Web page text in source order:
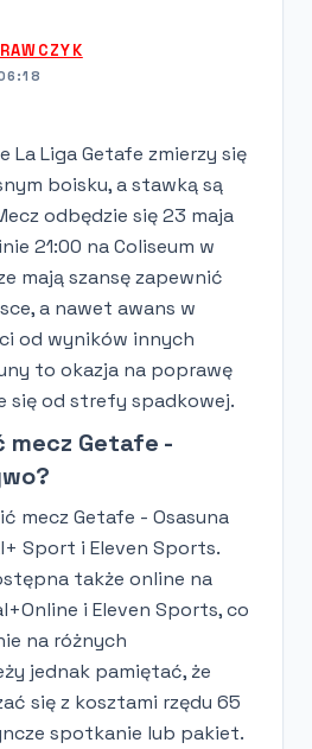
La Liga Getafe zmierzy się
boisku, a stawką są
odbędzie się 23 maja
21:00 na Coliseum w
mają szansę zapewnić
a nawet awans w
od wyników innych
to okazja na poprawę
się od strefy spadkowej.
mecz Getafe -
mecz Getafe - Osasuna
Sport i Eleven Sports.
także online na
i Eleven Sports, co
na różnych
jednak pamiętać, że
się z kosztami rzędu 65
spotkanie lub pakiet.